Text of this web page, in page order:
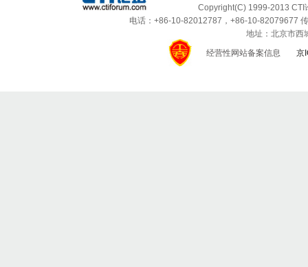
Copyright(C) 1999-2013 CTI
电话：+86-10-82012787，+86-10-82079677
地址：北京市西
经营性网站备案信息
京